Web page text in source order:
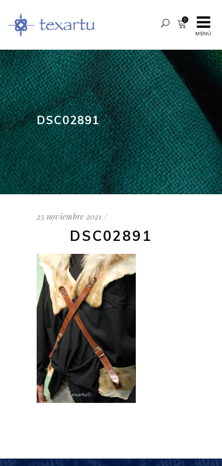
MENÚ
0
DSC02891
25 noviembre 2021
DSC02891